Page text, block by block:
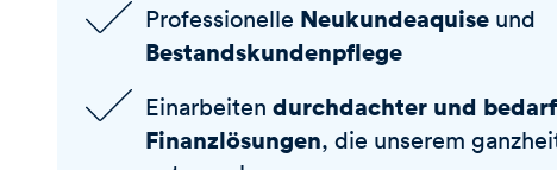
Professionelle Neukundeaquise und
Bestandskundenpflege
Einarbeiten durchdachter und
Finanzlösungen, die unserem